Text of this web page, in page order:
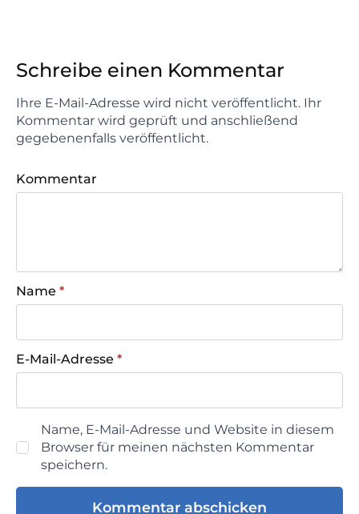
Schreibe einen Kommentar
Ihre E-Mail-Adresse wird nicht veröffentlicht. Ihr
Kommentar wird geprüft und anschließend
gegebenenfalls veröffentlicht.
Kommentar
Name *
E-Mail-Adresse *
Name, E-Mail-Adresse und Website in diesem
Browser für meinen nächsten Kommentar
speichern.